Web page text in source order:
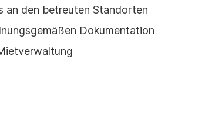
an den betreuten Standorten
Dokumentation